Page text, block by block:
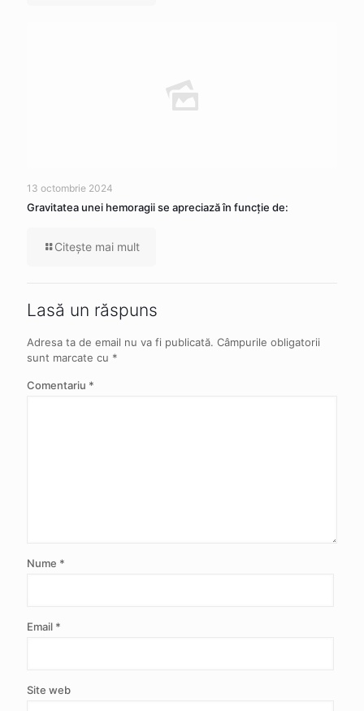
13 octombrie 2024
Gravitatea unei hemoragii se apreciază în funcție de:
Citeşte mai mult
Lasă un răspuns
Adresa ta de email nu va fi publicată. Câmpurile obligatorii
sunt marcate cu *
Comentariu *
Nume *
Email *
Site web